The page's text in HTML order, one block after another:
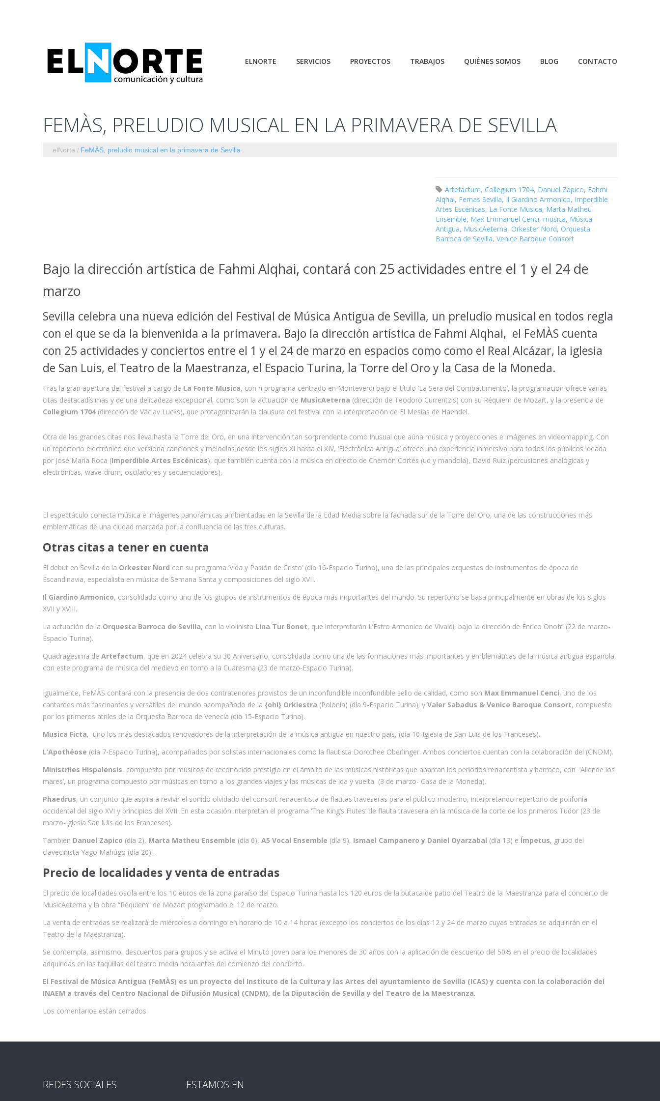
ELNORTE SERVICIOS PROYECTOS TRABAJOS QUIÉNES SOMOS BLOG CONTACTO
FEMÀS, PRELUDIO MUSICAL EN LA PRIMAVERA DE SEVILLA
elNorte FeMÀS, preludio musical en la primavera de Sevilla
Artefactum, Collegium 1704, Danuel Zapico, Fahmi
Alqhai, Femas Sevilla, Il Giardino Armonico, Imperdible
Artes Escénicas, La Fonte Musica, Marta Matheu
Ensemble, Max Emmanuel Cenci, musica, Música
Antigua, MusicAeterna, Orkester Nord, Orquesta
Barroca de Sevilla, Venice Baroque Consort
Bajo la dirección artística de Fahmi Alqhai, contará con 25 actividades entre el 1 y el 24 de
marzo
Sevilla celebra una nueva edición del Festival de Música Antigua de Sevilla, un preludio musical en todos regla
con el que se da la bienvenida a la primavera. Bajo la dirección artística de Fahmi Alqhai, el FeMÀS cuenta
con 25 actividades y conciertos entre el 1 y el 24 de marzo en espacios como como el Real Alcázar, la iglesia
de San Luis, el Teatro de la Maestranza, el Espacio Turina, la Torre del Oro y la Casa de la Moneda.
Tras la gran apertura del festival a cargo de La Fonte Musica, con n programa centrado en Monteverdi bajo el título ‘La Sera del Combattimento’, la programacion ofrece varias
citas destacadísimas y de una delicadeza excepcional, como son la actuación de MusicAeterna (dirección de Teodoro Currentzis) con su Réquiem de Mozart, y la presencia de
Collegium 1704(dirección de Václav Lucks), que protagonizarán la clausura del festival con la interpretación de El Mesías de Haendel.
Otra de las grandes citas nos lleva hasta la Torre del Oro, en una intervención tan sorprendente como inusual que aúna música y proyecciones e imágenes en videomapping. Con
un repertorio electrónico que versiona canciones y melodías desde los siglos XI hasta el XIV, ‘Electrónica Antigua’ ofrece una experiencia inmersiva para todos los públicos ideada
por José María Roca (Imperdible Artes Escénicas), que también cuenta con la música en directo de Chemón Cortés (ud y mandola), David Ruiz (percusiones analógicas y
electrónicas, wave-drum, osciladores y secuenciadores).
El espectáculo conecta música e imágenes panorámicas ambientadas en la Sevilla de la Edad Media sobre la fachada sur de la Torre del Oro, una de las construcciones más
emblemáticas de una ciudad marcada por la confluencia de las tres culturas.
Otras citas a tener en cuenta
El debut en Sevilla de la Orkester Nord con su programa ‘Vida y Pasión de Cristo’ (día 16-Espacio Turina), una de las principales orquestas de instrumentos de época de
Escandinavia, especialista en música de Semana Santa y composiciones del siglo XVII.
Il Giardino Armonico, consolidado como uno de los grupos de instrumentos de época más importantes del mundo. Su repertorio se basa principalmente en obras de los siglos
XVII y XVIII.
La actuación de la Orquesta Barroca de Sevilla, con la violinista Lina Tur Bonet, que interpretarán L’Estro Armonico de Vivaldi, bajo la dirección de Enrico Onofri (22 de marzo-
Espacio Turina).
Quadragesima de Artefactum, que en 2024 celebra su 30 Aniversario, consolidada como una de las formaciones más importantes y emblemáticas de la música antigua española,
con este programa de música del medievo en torno a la Cuaresma (23 de marzo-Espacio Turina).
Igualmente, FeMÀS contará con la presencia de dos contratenores provistos de un inconfundible inconfundible sello de calidad, como son Max Emmanuel Cenci, uno de los
cantantes más fascinantes y versátiles del mundo acompañado de la {oh!} Orkiestra (Polonia) (día 9-Espacio Turina); y Valer Sabadus & Venice Baroque Consort, compuesto
por los primeros atriles de la Orquesta Barroca de Venecia (día 15-Espacio Turina).
Musica Ficta, uno los más destacados renovadores de la interpretación de la música antigua en nuestro país, (día 10-Iglesia de San Luis de los Franceses).
L’Apothéose (día 7-Espacio Turina), acompañados por solistas internacionales como la flautista Dorothee Oberlinger. Ambos conciertos cuentan con la colaboración del (CNDM).
Ministriles Hispalensis, compuesto por músicos de reconocido prestigio en el ámbito de las músicas históricas que abarcan los periodos renacentista y barroco, con ‘Allende los
mares’, un programa compuesto por músicas en torno a los grandes viajes y las músicas de ida y vuelta (3 de marzo- Casa de la Moneda).
Phaedrus, un conjunto que aspira a revivir el sonido olvidado del consort renacentista de flautas traveseras para el público moderno, interpretando repertorio de polifonía
occidental del siglo XVI y principios del XVII. En esta ocasión interpretan el programa ‘The King’s Flutes’ de flauta travesera en la música de la corte de los primeros Tudor (23 de
marzo-Iglesia San lUis de los Franceses).
También Danuel Zapico (día 2), Marta Matheu Ensemble (día 6), A5 Vocal Ensemble (día 9), Ismael Campanero y Daniel Oyarzabal (día 13) e Ímpetus, grupo del
clavecinista Yago Mahúgo (día 20)…
Precio de localidades y venta de entradas
El precio de localidades oscila entre los 10 euros de la zona paraíso del Espacio Turina hasta los 120 euros de la butaca de patio del Teatro de la Maestranza para el concierto de
MusicAeterna y la obra “Réquiem” de Mozart programado el 12 de marzo.
La venta de entradas se realizará de miércoles a domingo en horario de 10 a 14 horas (excepto los conciertos de los días 12 y 24 de marzo cuyas entradas se adquirirán en el
Teatro de la Maestranza).
Se contempla, asimismo, descuentos para grupos y se activa el Minuto Joven para los menores de 30 años con la aplicación de descuento del 50% en el precio de localidades
adquiridas en las taquillas del teatro media hora antes del comienzo del concierto.
El Festival de Música Antigua (FeMÀS) es un proyecto del Instituto de la Cultura y las Artes del ayuntamiento de Sevilla (ICAS) y cuenta con la colaboración del
INAEM a través del Centro Nacional de Difusión Musical (CNDM), de la Diputación de Sevilla y del Teatro de la Maestranza.
Los comentarios están cerrados.
REDES SOCIALES ESTAMOS EN